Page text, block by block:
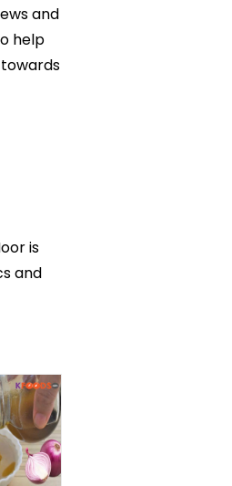
and
help
is
and